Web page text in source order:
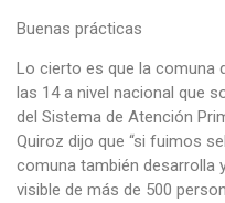
Buenas prácticas
Lo cierto es que la comuna
las 14 a nivel nacional que
del Sistema de Atención
Quiroz dijo que “si fuimos
comuna también desarrolla
visible de más de 500